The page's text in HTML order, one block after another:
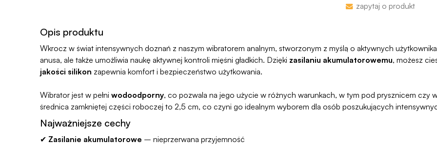
proces jesy
zapytaj o produkt
Opis produktu
Wkrocz w świat intensywnych doznań z naszym wibratorem analnym, stworzonym z myślą o aktywnych
anusa, ale także umożliwia naukę aktywnej kontroli mięśni gładkich. Dzięki zasilaniu akumulatorowemu, możesz
jakości silikon zapewnia komfort i bezpieczeństwo użytkowania.
Wibrator jest w pełni wodoodporny, co pozwala na jego użycie w różnych warunkach, w tym pod prysznicem czy
średnica zamkniętej części roboczej to 2,5 cm, co czyni go idealnym wyborem dla osób poszukujących
Najważniejsze cechy
✔ Zasilanie akumulatorowe – nieprzerwana przyjemność